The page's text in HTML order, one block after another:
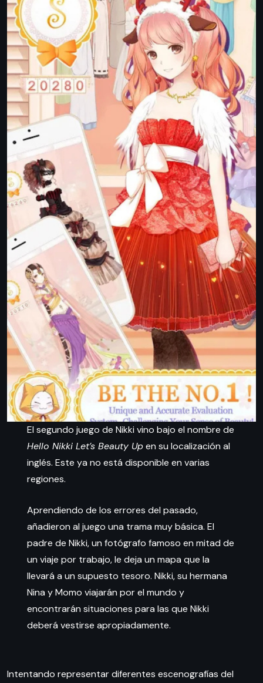
El segundo juego de Nikki vino bajo el nombre de
Hello Nikki Let’s Beauty Upen su localización al
inglés. Este ya no está disponible en varias
regiones.
Aprendiendo de los errores del pasado,
añadieron al juego una trama muy básica. El
padre de Nikki, un fotógrafo famoso en mitad de
un viaje por trabajo, le deja un mapa que la
llevará a un supuesto tesoro. Nikki, su hermana
Nina y Momo viajarán por el mundo y
encontrarán situaciones para las que Nikki
deberá vestirse apropiadamente.
Intentando representar diferentes escenografías del